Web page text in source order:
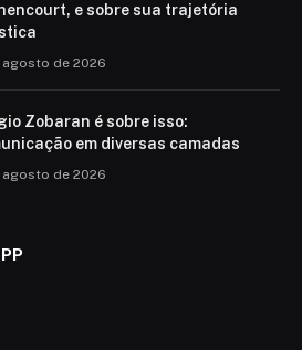
e sobre sua trajetória
agosto de 2026
Zobaran é sobre isso:
em diversas camadas
agosto de 2026